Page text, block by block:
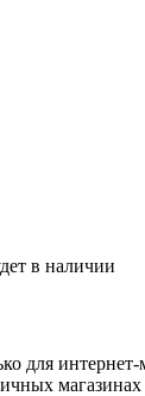
в наличии
для
магазинах